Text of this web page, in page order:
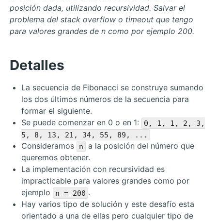
posición dada, utilizando recursividad. Salvar el
problema del stack overflow o timeout que tengo
para valores grandes de n como por ejemplo 200.
Detalles
La secuencia de Fibonacci se construye sumando
los dos últimos números de la secuencia para
formar el siguiente.
Se puede comenzar en 0 o en 1:
0, 1, 1, 2, 3,
5, 8, 13, 21, 34, 55, 89, ...
Consideramos n
a la posición del número que
queremos obtener.
La implementación con recursividad es
impracticable para valores grandes como por
ejemplo
n = 200 .
Hay varios tipo de solución y este desafío esta
orientado a una de ellas pero cualquier tipo de